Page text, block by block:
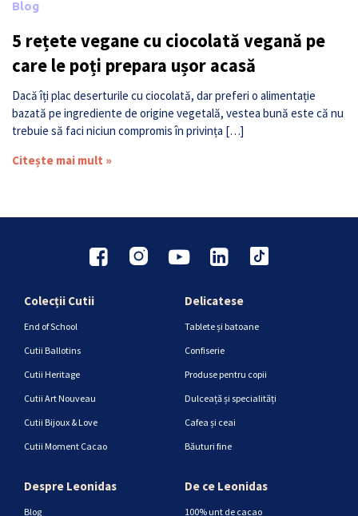
Blog
5 rețete vegane cu ciocolată vegană pe
care le poți prepara ușor acasă
Dacă îți plac deserturile cu ciocolată, dar preferi o alimentație
bazată pe ingrediente de origine vegetală, vestea bună este că nu
trebuie să faci niciun compromis în privința […]
Citește mai mult »
Colecții Cutii
End of School
Cutii Ballotins
Cutii Heritage
Cutii Art Nouveau
Cutii Bijoux & Love
Cutii Moment Cacao
Delicatese
Tablete și batoane
Confiserie
Produse pentru copii
Dulceață și specialități
Cafea și ceai
Băuturi fine
Despre Leonidas
Blog
De ce Leonidas
100% unt de cacao